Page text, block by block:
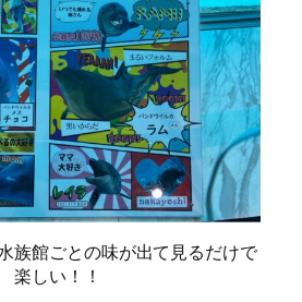
族館ごとの味が出て見るだけで
楽しい！！